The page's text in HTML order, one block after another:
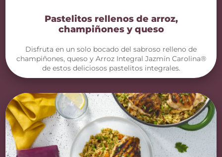
Pastelitos rellenos de arroz,
champiñones y queso
Disfruta en un solo bocado del sabroso relleno de
champiñones, queso y Arroz Integral Jazmín Carolina®
de estos deliciosos pastelitos integrales.